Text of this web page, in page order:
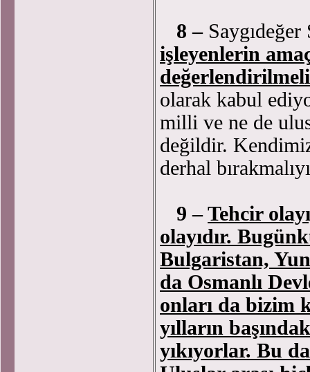
8 –Saygıdeğer
işleyenlerin
değerlendirilmeli
olarak kabul
milli ve ne de
değildir.
derhal
9 –Tehcir
olayıdır.
Bulgaristan,
da Osmanlı
onları da bizim
yılların
yıkıyorlar. Bu